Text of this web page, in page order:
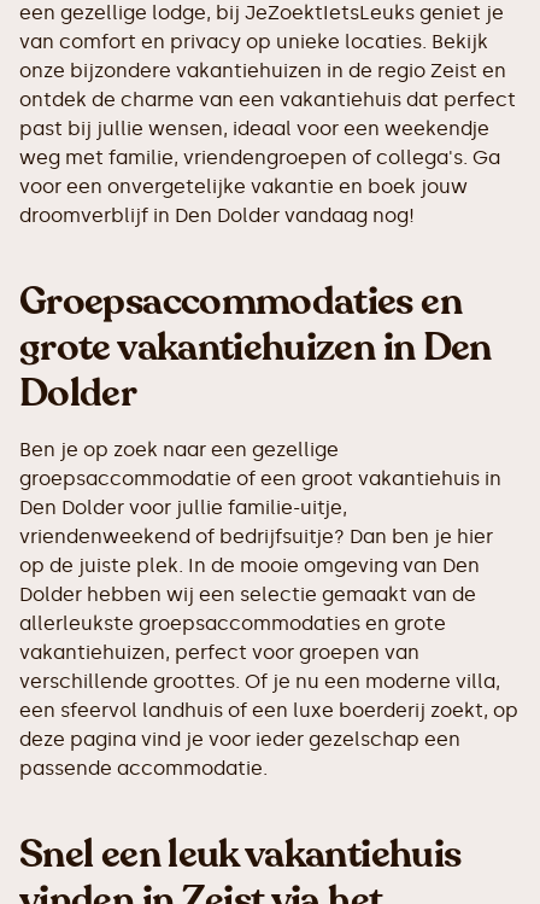
een gezellige lodge, bij JeZoektIetsLeuks geniet je
van comfort en privacy op unieke locaties. Bekijk
onze bijzondere vakantiehuizen in de regio Zeist en
ontdek de charme van een vakantiehuis dat perfect
past bij jullie wensen, ideaal voor een weekendje
weg met familie, vriendengroepen of collega's. Ga
voor een onvergetelijke vakantie en boek jouw
droomverblijf in Den Dolder vandaag nog!
Groepsaccommodaties en
grote vakantiehuizen in Den
Dolder
Ben je op zoek naar een gezellige
groepsaccommodatie of een groot vakantiehuis in
Den Dolder voor jullie familie-uitje,
vriendenweekend of bedrijfsuitje? Dan ben je hier
op de juiste plek. In de mooie omgeving van Den
Dolder hebben wij een selectie gemaakt van de
allerleukste groepsaccommodaties en grote
vakantiehuizen, perfect voor groepen van
verschillende groottes. Of je nu een moderne villa,
een sfeervol landhuis of een luxe boerderij zoekt, op
deze pagina vind je voor ieder gezelschap een
passende accommodatie.
Snel een leuk vakantiehuis